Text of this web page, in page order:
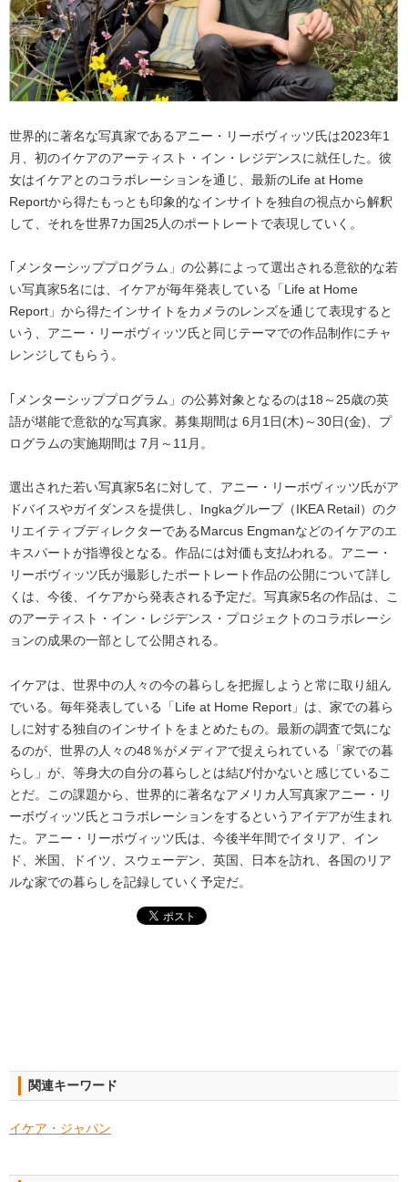
世界的に著名な写真家であるアニー・リーボヴィッツ氏は2023年1
月、初のイケアのアーティスト・イン・レジデンスに就任した。彼
女はイケアとのコラボレーションを通じ、最新のLife at Home
Reportから得たもっとも印象的なインサイトを独自の視点から解釈
して、それを世界7カ国25人のポートレートで表現していく。
｢メンターシッププログラム」の公募によって選出される意欲的な若
い写真家5名には、イケアが毎年発表している「Life at Home
Report」から得たインサイトをカメラのレンズを通じて表現すると
いう、アニー・リーボヴィッツ氏と同じテーマでの作品制作にチャ
レンジしてもらう。
｢メンターシッププログラム」の公募対象となるのは18～25歳の英
語が堪能で意欲的な写真家。募集期間は 6月1日(木)～30日(金)、プ
ログラムの実施期間は 7月～11月。
選出された若い写真家5名に対して、アニー・リーボヴィッツ氏がア
ドバイスやガイダンスを提供し、Ingkaグループ（IKEA Retail）のク
リエイティブディレクターであるMarcus Engmanなどのイケアのエ
キスパートが指導役となる。作品には対価も支払われる。アニー・
リーボヴィッツ氏が撮影したポートレート作品の公開について詳し
くは、今後、イケアから発表される予定だ。写真家5名の作品は、こ
のアーティスト・イン・レジデンス・プロジェクトのコラボレーシ
ョンの成果の一部として公開される。
イケアは、世界中の人々の今の暮らしを把握しようと常に取り組ん
でいる。毎年発表している「Life at Home Report」は、家での暮ら
しに対する独自のインサイトをまとめたもの。最新の調査で気にな
るのが、世界の人々の48％がメディアで捉えられている「家での暮
らし」が、等身大の自分の暮らしとは結び付かないと感じているこ
とだ。この課題から、世界的に著名なアメリカ人写真家アニー・リ
ーボヴィッツ氏とコラボレーションをするというアイデアが生まれ
た。アニー・リーボヴィッツ氏は、今後半年間でイタリア、イン
ド、米国、ドイツ、スウェーデン、英国、日本を訪れ、各国のリア
ルな家での暮らしを記録していく予定だ。
関連キーワード
イケア・ジャパン